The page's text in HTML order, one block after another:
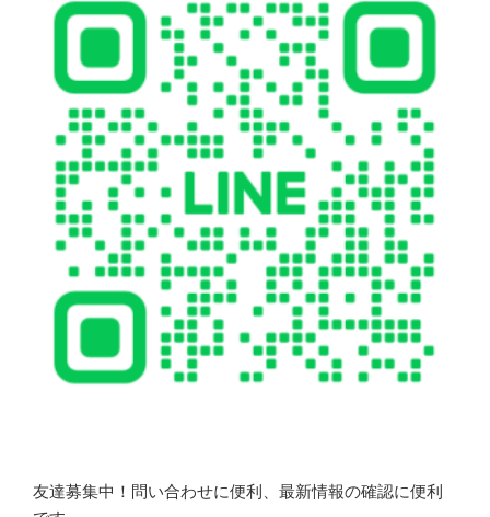
友達募集中！問い合わせに便利、最新情報の確認に便利